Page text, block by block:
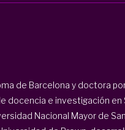
de Barcelona y doctora
e investigación en
Nacional Mayor de